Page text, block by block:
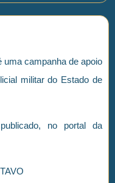
uma campanha de apoio
militar do Estado de
no portal da